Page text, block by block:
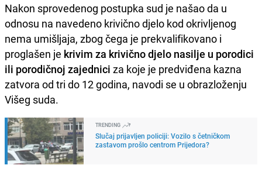
Nakon sprovedenog postupka sud je našao da u
odnosu na navedeno krivično djelo kod okrivljenog
nema umišljaja, zbog čega je prekvalifikovano i
proglašen je krivim za krivično djelo nasilje u porodici
ili porodičnoj zajednici za koje je predviđena kazna
zatvora od tri do 12 godina, navodi se u obrazloženju
Višeg suda.
TRENDING
Slučaj prijavljen policiji: Vozilo s četničkom
zastavom prošlo centrom Prijedora?